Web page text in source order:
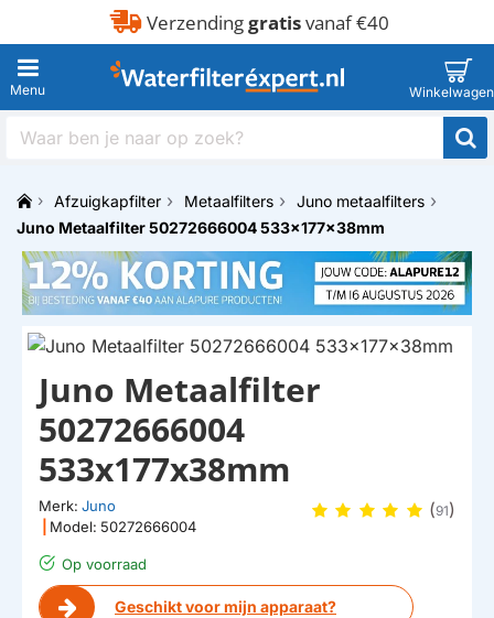
Verzendinggratisvanaf €40
Waar
naar
h
m
e
Afzuigkapfilter Metaalfilters
Juno metaalfilters
Juno Metaalfilter 50272666004 533x177x38mm
Op voorraad
Geschikt voor mijn apparaat?
Juno Metaalfilter
50272666004
533x177x38mm
Merk: Juno
Model: 50272666004
(91)